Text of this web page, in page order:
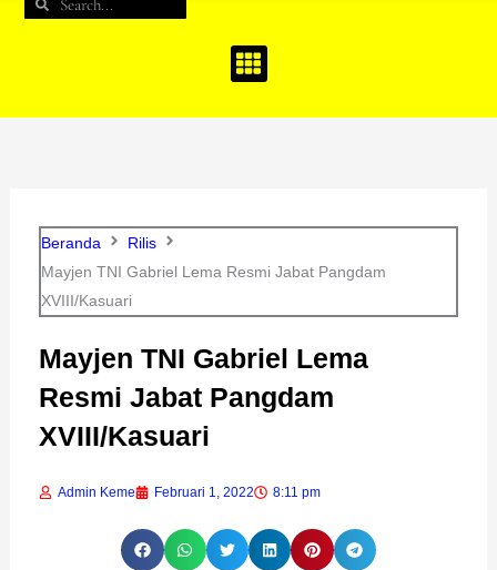
Beranda
Rilis
Mayjen TNI Gabriel Lema Resmi Jabat Pangdam
XVIII/Kasuari
Mayjen TNI Gabriel Lema
Resmi Jabat Pangdam
XVIII/Kasuari
Admin Keme Februari 1, 2022 8:11 pm